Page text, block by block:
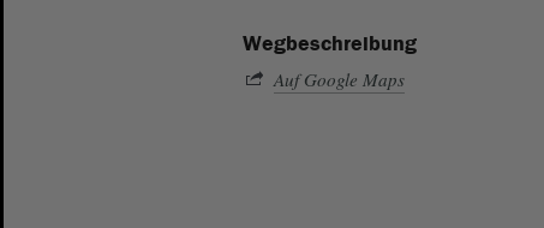
Wegbeschreibung
Auf Google Maps